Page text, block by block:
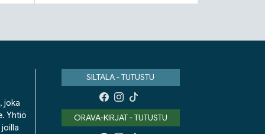
joka
Yhtiö
SILTALA - TUTUSTU
ORAVA-KIRJAT - TUTUSTU